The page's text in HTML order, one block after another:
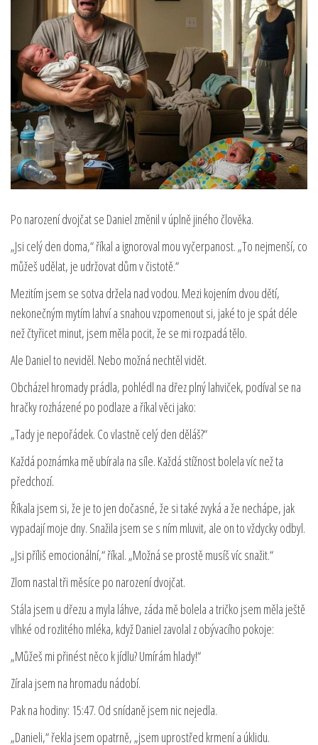
Po narození dvojčat se Daniel změnil v úplně jiného člověka.
„Jsi celý den doma,“ říkal a ignoroval mou vyčerpanost. „To nejmenší, co
můžeš udělat, je udržovat dům v čistotě.“
Mezitím jsem se sotva držela nad vodou. Mezi kojením dvou dětí,
nekonečným mytím lahví a snahou vzpomenout si, jaké to je spát déle
než čtyřicet minut, jsem měla pocit, že se mi rozpadá tělo.
Ale Daniel to neviděl. Nebo možná nechtěl vidět.
Obcházel hromady prádla, pohlédl na dřez plný lahviček, podíval se na
hračky rozházené po podlaze a říkal věci jako:
„Tady je nepořádek. Co vlastně celý den děláš?“
Každá poznámka mě ubírala na síle. Každá stížnost bolela víc než ta
předchozí.
Říkala jsem si, že je to jen dočasné, že si také zvyká a že nechápe, jak
vypadají moje dny. Snažila jsem se s ním mluvit, ale on to vždycky odbyl.
„Jsi příliš emocionální,“ říkal. „Možná se prostě musíš víc snažit.“
Zlom nastal tři měsíce po narození dvojčat.
Stála jsem u dřezu a myla láhve, záda mě bolela a tričko jsem měla ještě
vlhké od rozlitého mléka, když Daniel zavolal z obývacího pokoje:
„Můžeš mi přinést něco k jídlu? Umírám hlady!“
Zírala jsem na hromadu nádobí.
Pak na hodiny: 15:47. Od snídaně jsem nic nejedla.
„Danieli,“ řekla jsem opatrně, „jsem uprostřed krmení a úklidu.